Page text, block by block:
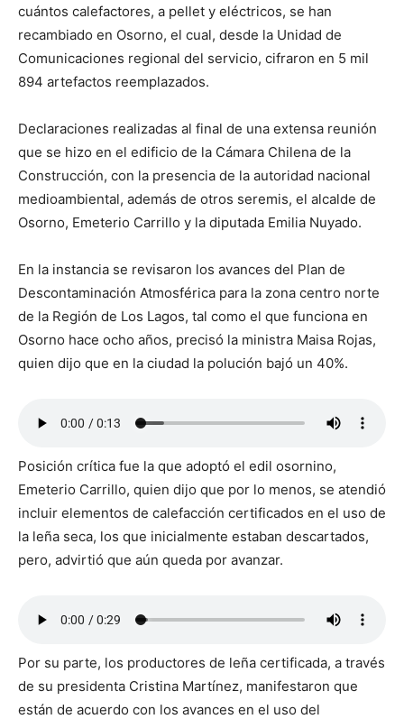
cuántos calefactores, a pellet y eléctricos, se han
recambiado en Osorno, el cual, desde la Unidad de
Comunicaciones regional del servicio, cifraron en 5 mil
894 artefactos reemplazados.
Declaraciones realizadas al final de una extensa reunión
que se hizo en el edificio de la Cámara Chilena de la
Construcción, con la presencia de la autoridad nacional
medioambiental, además de otros seremis, el alcalde de
Osorno, Emeterio Carrillo y la diputada Emilia Nuyado.
En la instancia se revisaron los avances del Plan de
Descontaminación Atmosférica para la zona centro norte
de la Región de Los Lagos, tal como el que funciona en
Osorno hace ocho años, precisó la ministra Maisa Rojas,
quien dijo que en la ciudad la polución bajó un 40%.
Posición crítica fue la que adoptó el edil osornino,
Emeterio Carrillo, quien dijo que por lo menos, se atendió
incluir elementos de calefacción certificados en el uso de
la leña seca, los que inicialmente estaban descartados,
pero, advirtió que aún queda por avanzar.
Por su parte, los productores de leña certificada, a través
de su presidenta Cristina Martínez, manifestaron que
están de acuerdo con los avances en el uso del